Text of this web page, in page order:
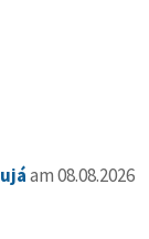
am 08.08.2026